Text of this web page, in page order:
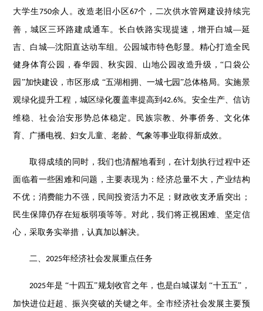
大学生750余人。改造老旧小区 67个，二次供水管网建设持续完
善，城区三环路建成通车。长白铁路实现提速，增开白城—延
吉、白城—沈阳直达动车组。公园城市特色彰显。精心打造全民
健身体育公园，春华园、秋实园、山地公园改造升级，“口袋公
园”加快建设，市区形成 “五湖相拥、一城七园”总体格局。实施景
观绿化提升工程，城区绿化覆盖率提高到42.6%。安全生产、信访
维稳、社会治安形势总体稳定。民族宗教、外事侨务、文化体
育、广播电视、妇女儿童、老龄、气象等事业取得新成效。
取得成绩的同时，我们也清醒地看到，在计划执行过程中还
面临着一些困难和问题，主要表现为：经济总量不大，产业结构
不优；消费能力不强，民间投资活力不足；财政收支矛盾突出；
民生保障仍存在短板弱项等等。对此，我们将正视困难、坚定信
心，采取务实举措，认真加以解决。
二、2025年经济社会发展重点任务
2025年是 “十四五”规划收官之年，也是白城谋划 “十五五”，
加快进位赶超、振兴突破的关键之年。全市经济社会发展主要预